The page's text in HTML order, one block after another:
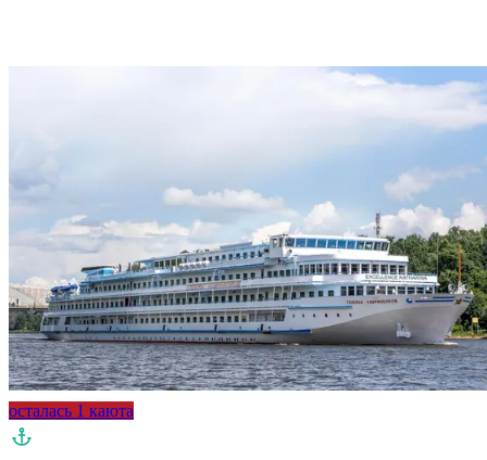
осталась 1 каюта